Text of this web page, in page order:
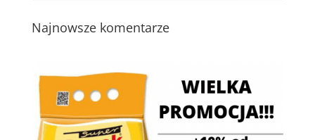
Najnowsze komentarze